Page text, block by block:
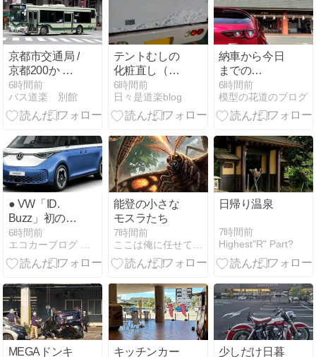
Erfahrung
京都市交通局 /
京都200か ・
989 （989）
6時間前
バス道楽 別館
テントむしの
化粧直し（中
編）
6時間前
日々是道楽blog
納車から今日
までの
MAZDA3いじ
りのまとめ そ
の1
6時間前
模型の花道のブログ
● VW「ID.
Buzz」初の限
定車『1st
Anniversary
Edition』を発
6時間前
エコカーブログ 【最新のクルマ情報満載】
能登の小さな
モスラたち
7時間前
ここは俺に任せて先に行け
日帰り温泉
7時間前
Highest"R" Part?
MEGAドンキ
キッチンカー
少しだけ日暮